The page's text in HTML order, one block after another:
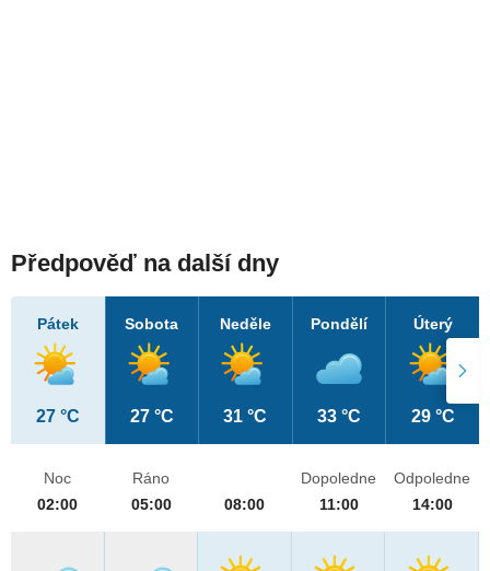
Předpověď na další dny
Pátek
27 °C
Sobota
27 °C
Neděle
31 °C
Pondělí
33 °C
Úterý
29 °C
Noc
02:00
Ráno
05:00
08:00
Dopoledne
11:00
Odpoledne
14:00